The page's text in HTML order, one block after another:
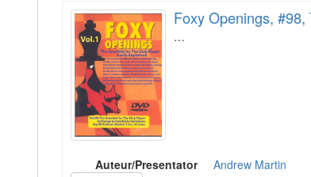
Foxy Openings,
…
Auteur/Presentator
Andrew Martin